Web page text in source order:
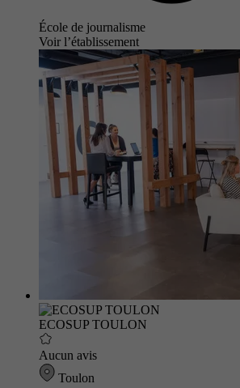
École de journalisme
Voir l’établissement
ECOSUP TOULON
Aucun avis
Toulon